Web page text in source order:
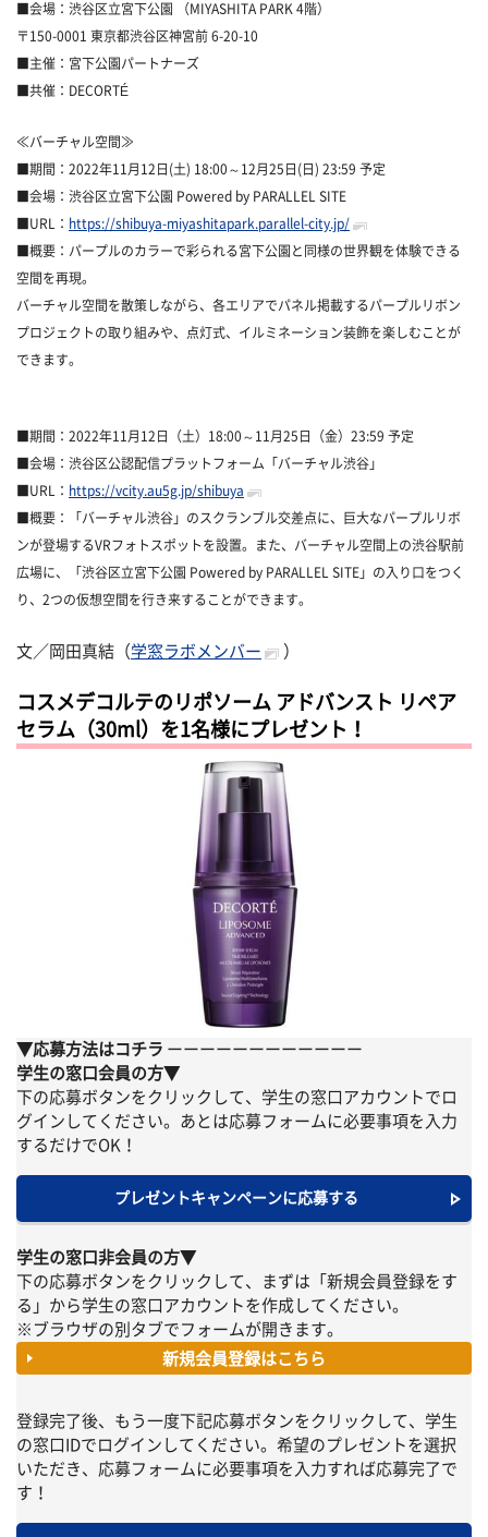
■会場：渋谷区立宮下公園 （MIYASHITA PARK 4階）
〒150-0001 東京都渋谷区神宮前 6-20-10
■主催：宮下公園パートナーズ
■共催：DECORTÉ
≪バーチャル空間≫
■期間：2022年11月12日(土) 18:00～12月25日(日) 23:59 予定
■会場：渋谷区立宮下公園 Powered by PARALLEL SITE
■URL： https://shibuya-miyashitapark.parallel-city.jp/
■概要：パープルのカラーで彩られる宮下公園と同様の世界観を体験できる
空間を再現。
バーチャル空間を散策しながら、各エリアでパネル掲載するパープルリボン
プロジェクトの取り組みや、点灯式、イルミネーション装飾を楽しむことが
できます。
■期間：2022年11月12日（土）18:00～11月25日（金）23:59 予定
■会場：渋谷区公認配信プラットフォーム「バーチャル渋谷」
■URL： https://vcity.au5g.jp/shibuya
■概要：「バーチャル渋谷」のスクランブル交差点に、巨大なパープルリボ
ンが登場するVRフォトスポットを設置。また、バーチャル空間上の渋谷駅前
広場に、「渋谷区立宮下公園 Powered by PARALLEL SITE」の入り口をつく
り、2つの仮想空間を行き来することができます。
文／ 岡田真結 （学窓ラボメンバー ）
コスメデコルテのリポソーム アドバンスト リペア
セラム（30ml）を1名様にプレゼント！
▼応募方法はコチラ ーーーーーーーーーーーー
学生の窓口会員の方▼
下の応募ボタンをクリックして、学生の窓口アカウントでロ
グインしてください。あとは応募フォームに必要事項を入力
するだけでOK！
プレゼントキャンペーンに応募する
学生の窓口非会員の方▼
下の応募ボタンをクリックして、まずは「新規会員登録をす
る」から学生の窓口アカウントを作成してください。
※ブラウザの別タブでフォームが開きます。
新規会員登録はこちら
登録完了後、もう一度下記応募ボタンをクリックして、学生
の窓口IDでログインしてください。希望のプレゼントを選択
いただき、応募フォームに必要事項を入力すれば応募完了で
す！